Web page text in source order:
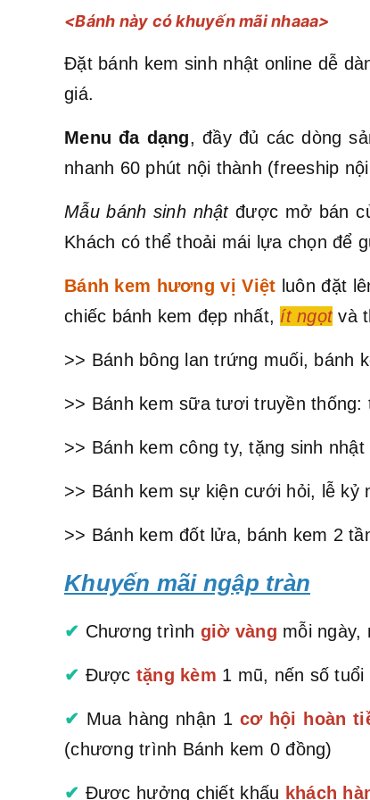
<Bánh này có khuyến mãi nhaaa>
Đặt bánh kem sinh nhật online dễ
giá.
Menu đa dạng, đầy đủ các dòng
nhanh 60 phút nội thành (freeship
Mẫu bánh sinh nhậtđược mở bán
Khách có thể thoải mái lựa chọn để
Bánh kem hương vị Việt luôn đặt
chiếc bánh kem đẹp nhất, ít ngọtvà
>> Bánh bông lan trứng muối, bánh
>> Bánh kem sữa tươi truyền
>> Bánh kem công ty, tặng sinh
>> Bánh kem sự kiện cưới hỏi, lễ kỷ
>> Bánh kem đốt lửa, bánh kem 2
Khuyến mãi ngập tràn
✔ Chương trình giờ vàng mỗi ngày,
✔ Được tặng kèm 1 mũ, nến số
✔ Mua hàng nhận 1 cơ hội hoàn
(chương trình Bánh kem 0 đồng)
✔ Được hưởng chiết khấu khách